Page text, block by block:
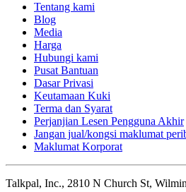
Tentang kami
Blog
Media
Harga
Hubungi kami
Pusat Bantuan
Dasar Privasi
Keutamaan Kuki
Terma dan Syarat
Perjanjian Lesen Pengguna Akhir
Jangan jual/kongsi maklumat
Maklumat Korporat
Talkpal, Inc., 2810 N Church St,